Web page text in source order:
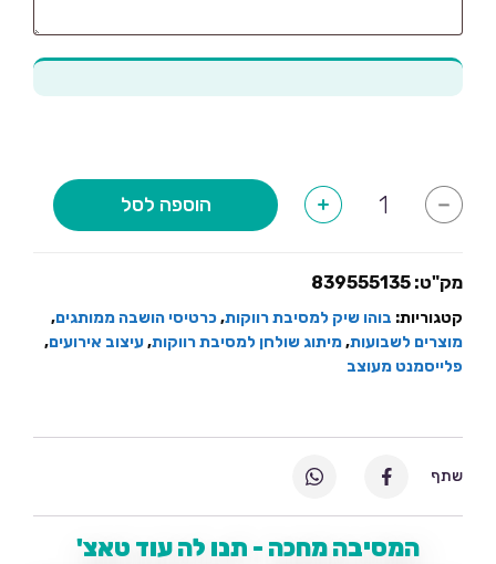
-
של
יחידות
+ הוספה לסל
מק"ט: 839555135
קטגוריות: בוהו שיק למסיבת רווקות,כרטיסי הושבה ממותגים,
מוצרים לשבועות,מיתוג שולחן למסיבת רווקות,עיצוב אירועים,
פלייסמנט מעוצב
המסיבה מחכה - תנו לה עוד טאצ'
שתף